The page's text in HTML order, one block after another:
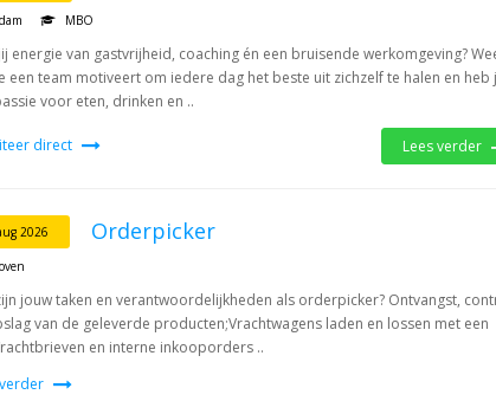
MBO
energie van gastvrijheid, coaching én een bruisende werkomgeving?
een team motiveert om iedere dag het beste uit zichzelf te halen en heb
voor eten, drinken en ..
direct Lees verder
2026 Orderpicker
jouw taken en verantwoordelijkheden als orderpicker? Ontvangst,
van de geleverde producten;Vrachtwagens laden en lossen met een
en interne inkooporders ..